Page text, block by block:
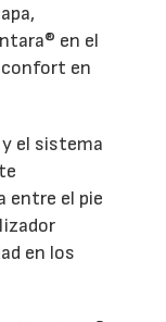
en el
confort en
el sistema
entre el pie
en los